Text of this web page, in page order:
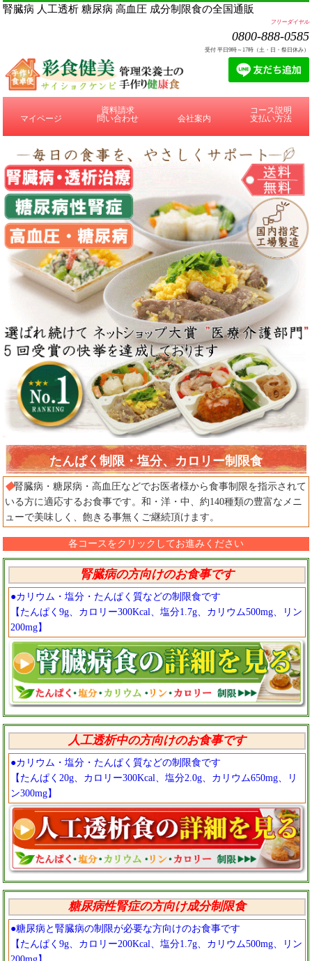
腎臓病 人工透析 糖尿病 高血圧 成分制限食の全国通販
フリーダイヤル
0800-888-0585
受付 平日9時～17時（土・日・祭日休み）
マイページ
資料請求
問い合わせ
会社案内
コース説明
支払い方法
たんぱく制限・塩分、カロリー制限食
◆腎臓病・糖尿病・高血圧などでお医者様から食事制限を指示されて
いる方に適応するお食事です。和・洋・中、約140種類の豊富なメニ
ューで美味しく、飽きる事無くご継続頂けます。
各コースをクリックしてお進みください
腎臓病の方向けのお食事です
●カリウム・塩分・たんぱく質などの制限食です
【たんぱく9g、カロリー300Kcal、塩分1.7g、カリウム500mg、リン
200mg】
人工透析中の方向けのお食事です
●カリウム・塩分・たんぱく質などの制限食です
【たんぱく20g、カロリー300Kcal、塩分2.0g、カリウム650mg、リ
ン300mg】
糖尿病性腎症の方向け成分制限食
●糖尿病と腎臓病の制限が必要な方向けのお食事です
【たんぱく9g、カロリー200Kcal、塩分1.7g、カリウム500mg、リン